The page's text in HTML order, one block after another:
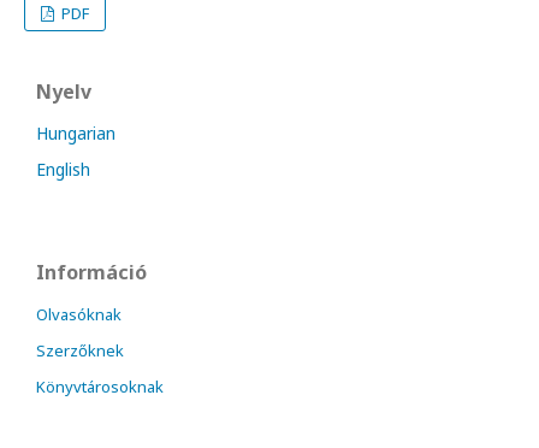
PDF
Nyelv
Hungarian
English
Információ
Olvasóknak
Szerzőknek
Könyvtárosoknak